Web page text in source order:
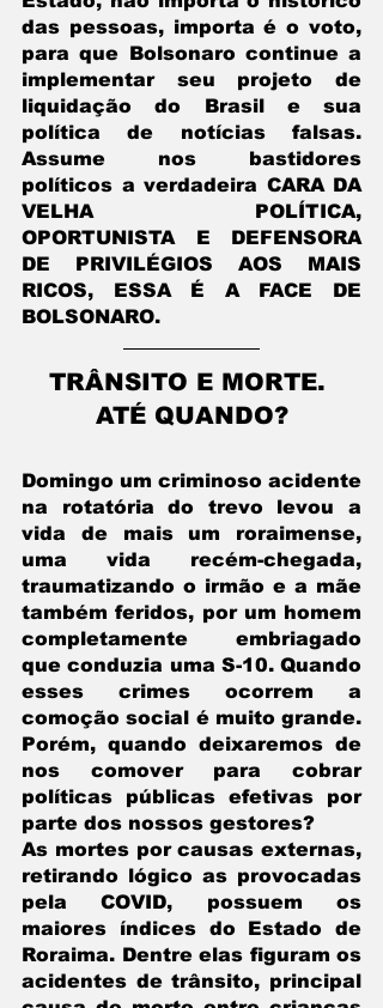
das pessoas, importa é o voto,
para que Bolsonaro continue a
implementar seu projeto de
liquidação do Brasil e sua
política de notícias falsas.
Assume nos bastidores
políticos a verdadeira CARA DA
VELHA POLÍTICA,
OPORTUNISTA E DEFENSORA
DE PRIVILÉGIOS AOS MAIS
RICOS, ESSA É A FACE DE
BOLSONARO.
TRÂNSITO E MORTE.
ATÉ QUANDO?
Domingo um criminoso acidente
na rotatória do trevo levou a
vida de mais um roraimense,
uma vida recém-chegada,
traumatizando o irmão e a mãe
também feridos, por um homem
completamente embriagado
que conduzia uma S-10. Quando
esses crimes ocorrem a
comoção social é muito grande.
Porém, quando deixaremos de
nos comover para cobrar
políticas públicas efetivas por
parte dos nossos gestores?
As mortes por causas externas,
retirando lógico as provocadas
pela COVID, possuem os
maiores índices do Estado de
Roraima. Dentre elas figuram os
acidentes de trânsito, principal